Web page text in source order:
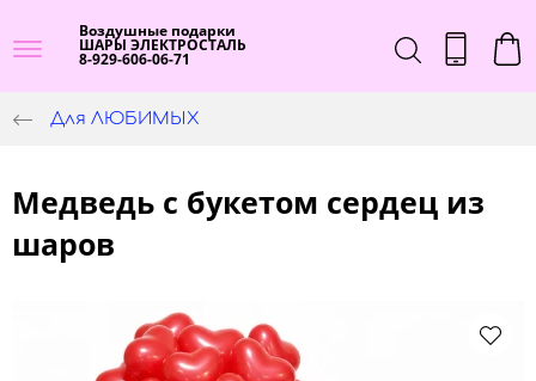
Воздушные подарки
ШАРЫ ЭЛЕКТРОСТАЛЬ
8-929-606-06-71
Для ЛЮБИМЫХ
Медведь с букетом сердец из
шаров